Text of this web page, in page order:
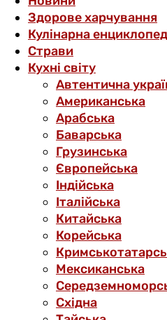
Здорове харчування
Кулінарна
Страви
Кухні світу
Автентична
Американська
Арабська
Баварська
Грузинська
Європейська
Індійська
Італійська
Китайська
Корейська
Мексиканська
Східна